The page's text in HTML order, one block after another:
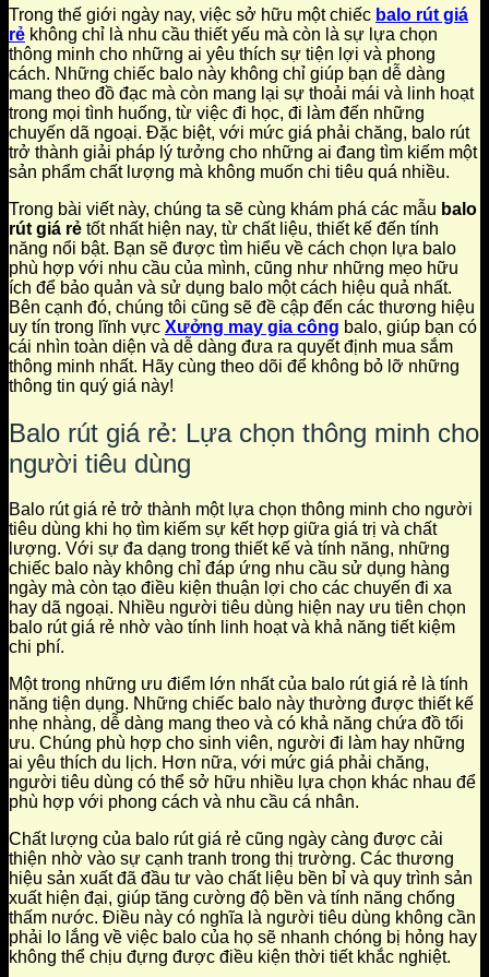
Trong thế giới ngày nay, việc sở hữu một chiếc balo rút giá
rẻ không chỉ là nhu cầu thiết yếu mà còn là sự lựa chọn
thông minh cho những ai yêu thích sự tiện lợi và phong
cách. Những chiếc balo này không chỉ giúp bạn dễ dàng
mang theo đồ đạc mà còn mang lại sự thoải mái và linh hoạt
trong mọi tình huống, từ việc đi học, đi làm đến những
chuyến dã ngoại. Đặc biệt, với mức giá phải chăng, balo rút
trở thành giải pháp lý tưởng cho những ai đang tìm kiếm một
sản phẩm chất lượng mà không muốn chi tiêu quá nhiều.
Trong bài viết này, chúng ta sẽ cùng khám phá các mẫu balo
rút giá rẻ tốt nhất hiện nay, từ chất liệu, thiết kế đến tính
năng nổi bật. Bạn sẽ được tìm hiểu về cách chọn lựa balo
phù hợp với nhu cầu của mình, cũng như những mẹo hữu
ích để bảo quản và sử dụng balo một cách hiệu quả nhất.
Bên cạnh đó, chúng tôi cũng sẽ đề cập đến các thương hiệu
uy tín trong lĩnh vực Xưởng may gia công balo, giúp bạn có
cái nhìn toàn diện và dễ dàng đưa ra quyết định mua sắm
thông minh nhất. Hãy cùng theo dõi để không bỏ lỡ những
thông tin quý giá này!
Balo rút giá rẻ: Lựa chọn thông minh cho
người tiêu dùng
Balo rút giá rẻ trở thành một lựa chọn thông minh cho người
tiêu dùng khi họ tìm kiếm sự kết hợp giữa giá trị và chất
lượng. Với sự đa dạng trong thiết kế và tính năng, những
chiếc balo này không chỉ đáp ứng nhu cầu sử dụng hàng
ngày mà còn tạo điều kiện thuận lợi cho các chuyến đi xa
hay dã ngoại. Nhiều người tiêu dùng hiện nay ưu tiên chọn
balo rút giá rẻ nhờ vào tính linh hoạt và khả năng tiết kiệm
chi phí.
Một trong những ưu điểm lớn nhất của balo rút giá rẻ là tính
năng tiện dụng. Những chiếc balo này thường được thiết kế
nhẹ nhàng, dễ dàng mang theo và có khả năng chứa đồ tối
ưu. Chúng phù hợp cho sinh viên, người đi làm hay những
ai yêu thích du lịch. Hơn nữa, với mức giá phải chăng,
người tiêu dùng có thể sở hữu nhiều lựa chọn khác nhau để
phù hợp với phong cách và nhu cầu cá nhân.
Chất lượng của balo rút giá rẻ cũng ngày càng được cải
thiện nhờ vào sự cạnh tranh trong thị trường. Các thương
hiệu sản xuất đã đầu tư vào chất liệu bền bỉ và quy trình sản
xuất hiện đại, giúp tăng cường độ bền và tính năng chống
thấm nước. Điều này có nghĩa là người tiêu dùng không cần
phải lo lắng về việc balo của họ sẽ nhanh chóng bị hỏng hay
không thể chịu đựng được điều kiện thời tiết khắc nghiệt.